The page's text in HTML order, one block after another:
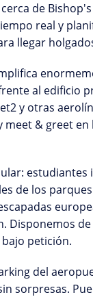
de
real y
llegar
al edificio
y otras
meet & greet en
estudiantes
de los
Disponemos de
petición.
del
sorpresas.